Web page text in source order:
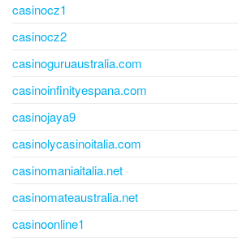
casinocz1
casinocz2
casinoguruaustralia.com
casinoinfinityespana.com
casinojaya9
casinolycasinoitalia.com
casinomaniaitalia.net
casinomateaustralia.net
casinoonline1